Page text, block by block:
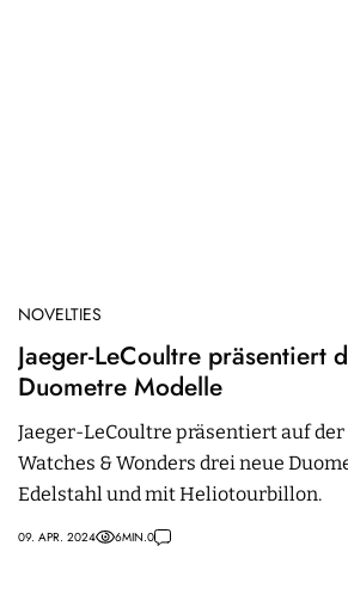
NOVELTIES
Jaeger-LeCoultre präsentiert
Duometre Modelle
Jaeger-LeCoultre präsentiert auf
Watches & Wonders drei neue
Edelstahl und mit Heliotourbillon.
09. APR. 2024 6MIN.0